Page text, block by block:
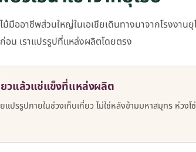
ม้มืออาชีพส่วนใหญ่ในเอเชียเดินทางมาจากโรงงา
อน เราแปรรูปที่แหล่งผลิตโดยตรง
ยวแล้วแช่แข็งที่แหล่งผลิต
แปรรูปภายในช่วงเก็บเกี่ยว ไม่ใช่หลังข้ามมหาสมุทร ห่วง